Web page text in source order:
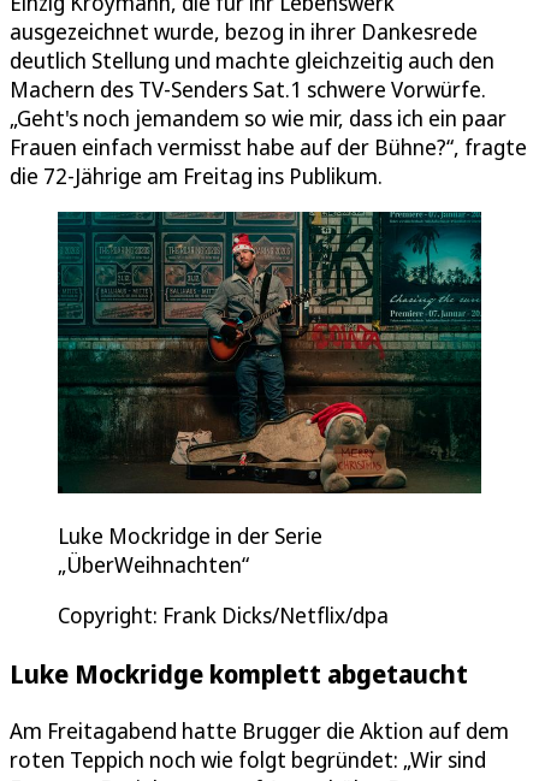
ausgezeichnet wurde, bezog in ihrer Dankesrede
deutlich Stellung und machte gleichzeitig auch den
Machern des TV-Senders Sat.1 schwere Vorwürfe.
„Geht's noch jemandem so wie mir, dass ich ein paar
Frauen einfach vermisst habe auf der Bühne?“, fragte
die 72-Jährige am Freitag ins Publikum.
Luke Mockridge in der Serie
„ÜberWeihnachten“
Copyright: Frank Dicks/Netflix/dpa
Luke Mockridge komplett abgetaucht
Am Freitagabend hatte Brugger die Aktion auf dem
roten Teppich noch wie folgt begründet: „Wir sind